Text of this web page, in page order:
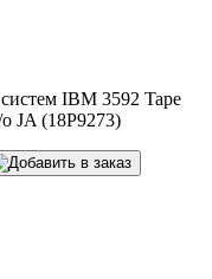
IBM 3592 Tape
JA (18P9273)